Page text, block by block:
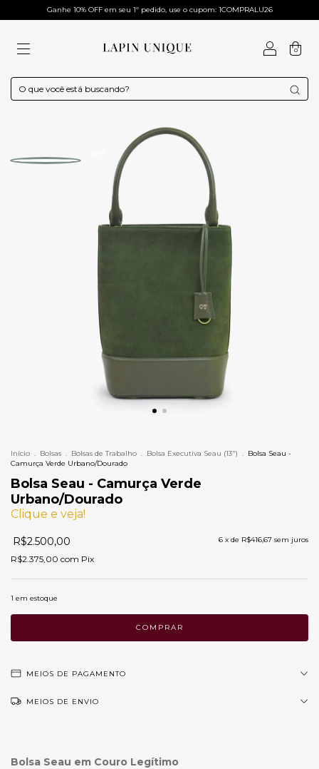
Ganhe 10% OFF em seu 1º pedido, use o cupom: 1COMPRALU26
0
Início . Bolsas . Bolsas de Trabalho . Bolsa Executiva Seau (13") . Bolsa Seau -
Camurça Verde Urbano/Dourado
Bolsa Seau - Camurça Verde
Urbano/Dourado
Clique e veja!
R$2.500,00 6 x de R$416,67 sem juros
R$2.375,00 com Pix
1 em estoque
MEIOS DE PAGAMENTO
MEIOS DE ENVIO
Bolsa Seau em Couro Legítimo